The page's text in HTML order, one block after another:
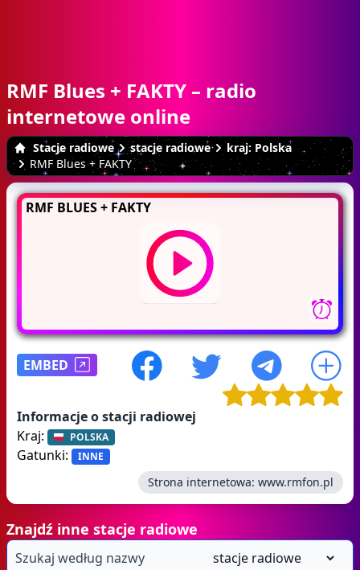
RMF Blues + FAKTY – radio
internetowe online
Stacje radiowe stacje radiowe
kraj: Polska
RMF Blues + FAKTY
RMF BLUES + FAKTY
EMBED
Informacje o stacji radiowej
Kraj:
POLSKA
Gatunki: INNE
Strona internetowa: www.rmfon.pl
Znajdź inne stacje radiowe